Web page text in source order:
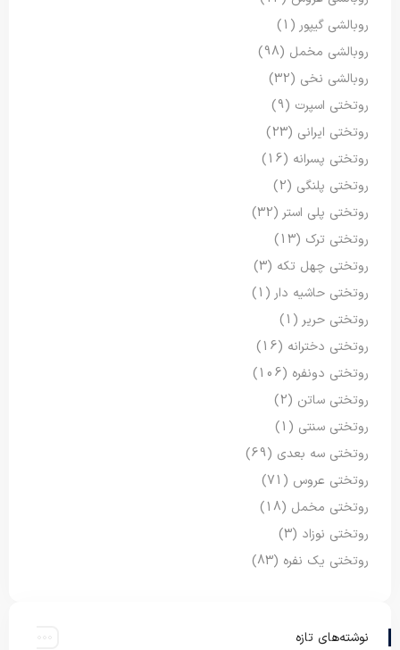
روبالشی گیپور (1)
روبالشی مخمل (98)
روبالشی نخی (32)
روتختی اسپرت (9)
روتختی ایرانی (23)
روتختی پسرانه (16)
روتختی پلنگی (2)
روتختی پلی استر (32)
روتختی ترک (13)
روتختی چهل تکه (3)
روتختی حاشیه دار (1)
روتختی حریر (1)
روتختی دخترانه (16)
روتختی دونفره (106)
روتختی ساتن (2)
روتختی سنتی (1)
روتختی سه بعدی (69)
روتختی عروس (71)
روتختی مخمل (18)
روتختی نوزاد (3)
روتختی یک نفره (83)
نوشته‌های تازه